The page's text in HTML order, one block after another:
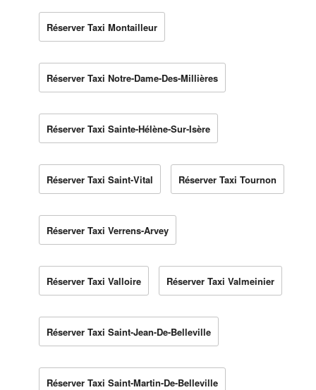
Réserver Taxi Montailleur
Réserver Taxi Notre-Dame-Des-Millières
Réserver Taxi Sainte-Hélène-Sur-Isère
Réserver Taxi Saint-Vital Réserver Taxi Tournon
Réserver Taxi Verrens-Arvey
Réserver Taxi Valloire Réserver Taxi Valmeinier
Réserver Taxi Saint-Jean-De-Belleville
Réserver Taxi Saint-Martin-De-Belleville